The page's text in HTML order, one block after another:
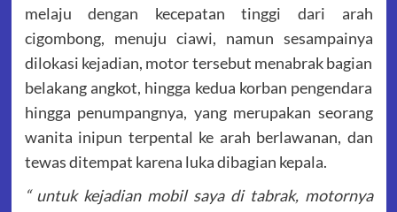
melaju dengan kecepatan tinggi dari arah
cigombong, menuju ciawi, namun sesampainya
dilokasi kejadian, motor tersebut menabrak bagian
belakang angkot, hingga kedua korban pengendara
hingga penumpangnya, yang merupakan seorang
wanita inipun terpental ke arah berlawanan, dan
tewas ditempat karena luka dibagian kepala.
“ untuk kejadian mobil saya di tabrak, motornya